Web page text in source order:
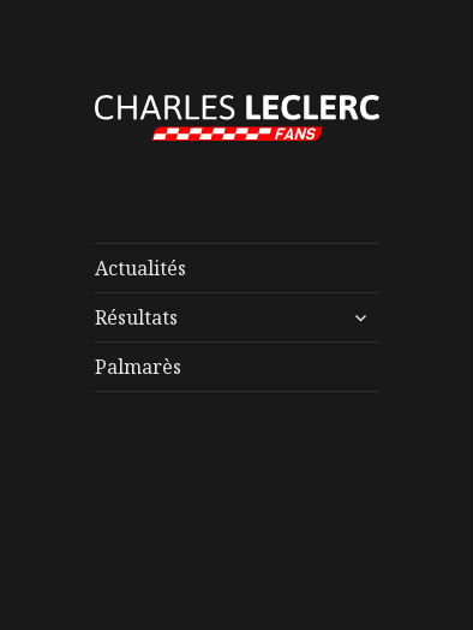
Actualités
Résultats
ouvrir
Palmarès